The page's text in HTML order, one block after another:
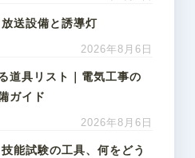
送設備と誘導灯
2026年8月6日
道具リスト｜電気工事の
ガイド
2026年8月6日
能試験の工具、何をどう